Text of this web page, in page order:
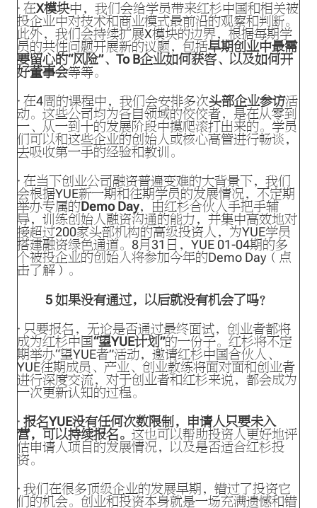
· 在X模块中，我们会给学员带来红杉中国和相关被
投企业中对技术和商业模式最前沿的观察和判断。
此外，我们会持续扩展X模块的边界，根据每期学
员的共性问题开展新的议题，包括早期创业中最需
要留心的“风险”、To B企业如何获客、以及如何开
好董事会等等。
· 在4周的课程中，我们会安排多次头部企业参访活
动。这些公司均为各自领域的佼佼者，是在从零到
一、从一到十的发展阶段中摸爬滚打出来的。学员
们可以和这些企业的创始人或核心高管进行畅谈，
去吸收第一手的经验和教训。
· 在当下创业公司融资普遍变难的大背景下，我们
会根据YUE新一期和往期学员的发展情况，不定期
举办专属的Demo Day，由红杉合伙人手把手辅
导，训练创始人融资沟通的能力，并集中高效地对
接超过200家头部机构的高级投资人，为YUE学员
搭建融资绿色通道。8月31日，YUE 01-04期的多
个被投企业的创始人将参加今年的Demo Day（ 点
击了解 ）。
5如果没有通过，以后就没有机会了吗？
· 只要报名，无论是否通过最终面试，创业者都将
成为红杉中国“望YUE计划”的一份子。红杉将不定
期举办“望YUE者”活动，邀请红杉中国合伙人、
YUE往期成员、产业、创业教练将面对面和创业者
进行深度交流，对于创业者和红杉来说，都会成为
一次更新认知的过程。
· 报名YUE没有任何次数限制，申请人只要未入
营，可以持续报名。 这也可以帮助投资人更好地评
估申请人项目的发展情况，以及是否适合红杉投
资。
· 我们在很多顶级企业的发展早期，错过了投资它
们的机会。创业和投资本身就是一场充满遗憾和错